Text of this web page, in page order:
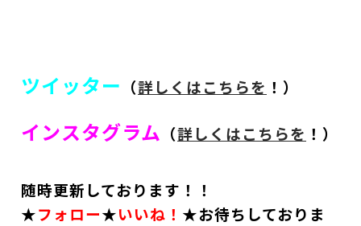
ツイッター （詳しくはこちらを ！）
インスタグラム （詳しくはこちらを ！）
随時更新しております！！
★フォロー★いいね！ ★お待ちしておりま